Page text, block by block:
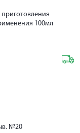
100мл
№20